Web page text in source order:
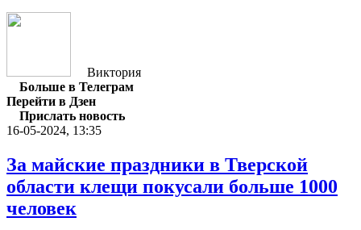
Виктория
Больше в Телеграм
Перейти в Дзен
Прислать новость
16-05-2024, 13:35
За майские праздники в Тверской
области клещи покусали больше 1000
человек